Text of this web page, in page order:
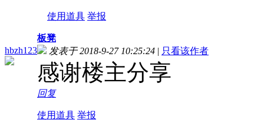
使用道具 举报
hbzh123
板凳
发表于 2018-9-27 10:25:24 | 只看该作者
感谢楼主分享
回复
使用道具 举报